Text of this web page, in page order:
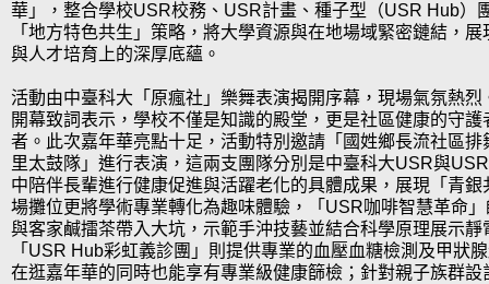
華」，整合學校USR校務、USR計畫、種子型（USR Hub）
「地方特色共生」策略，將大學資源與在地場域緊密鏈結，
與人才培育上的深厚底蘊。
活動由中臺科大「原瘋社」樂舞表演揭開序幕，現場氣氛熱
開幕致詞表示，學校不僅是知識的殿堂，更是社區健康的守
者。此次嘉年華亮點十足，活動特別邀請「國姓鄉長流社區
里太鼓隊」進行表演，這兩支團隊分別是中臺科大USR與
中陪伴長輩進行健康促進與活躍老化的具體成果，展現「青
場攤位更將學術專業轉化為趣味體驗，「USR咖啡智慧革命
與客家鹹擂茶帶入大坑，示範手沖技藝並結合科學原理展示靜
「USR Hub彩虹義診團」則提供專業的血壓血糖檢測及甲狀
在逛嘉年華的同時也能享有專業級健康篩檢；針對親子族群